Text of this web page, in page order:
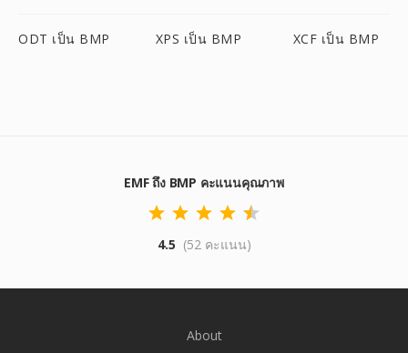
ODT เป็น BMP XPS เป็น BMP XCF เป็น BMP
EMF ถึง BMP คะแนนคุณภาพ
4.5 (52 คะแนน)
About